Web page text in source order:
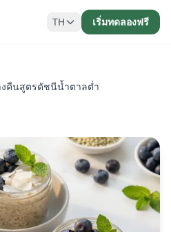
TH เริ่มทดลองฟรี
คืนสูตรดัชนีน้ำตาลต่ำ